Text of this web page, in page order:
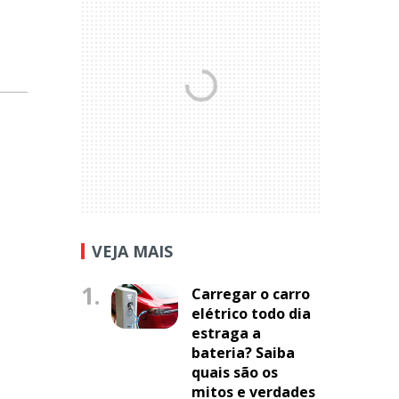
VEJA MAIS
1.
Carregar o carro
elétrico todo dia
estraga a
bateria? Saiba
quais são os
mitos e verdades